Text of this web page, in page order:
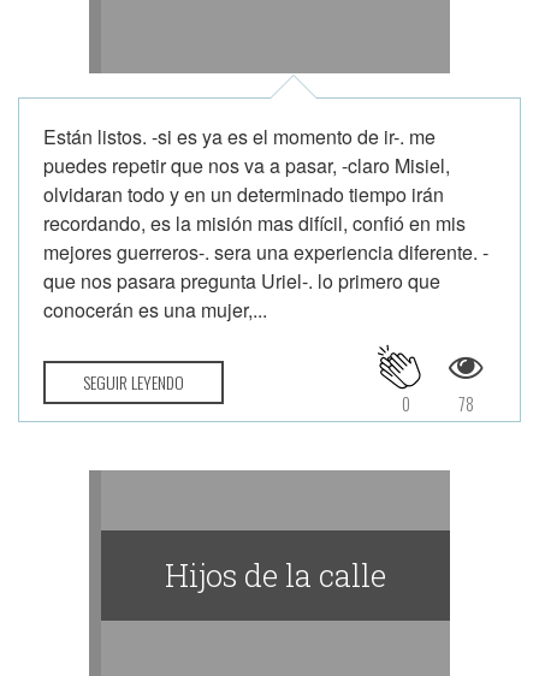
Están listos. -si es ya es el momento de ir-. me
puedes repetir que nos va a pasar, -claro Misiel,
olvidaran todo y en un determinado tiempo irán
recordando, es la misión mas difícil, confió en mis
mejores guerreros-. sera una experiencia diferente. -
que nos pasara pregunta Uriel-. lo primero que
conocerán es una mujer,...
SEGUIR LEYENDO
78
0
Hijos de la calle